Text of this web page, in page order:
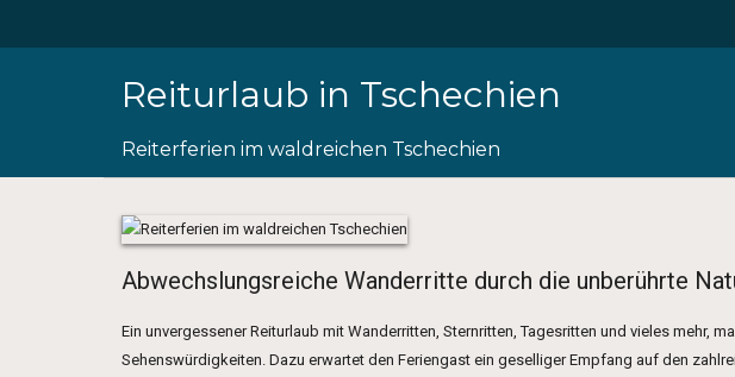
Reiturlaub in Tschechien
Reiterferien im waldreichen Tschechien
Abwechslungsreiche Wanderritte durch die unberührte
Ein unvergessener Reiturlaub mit Wanderritten, Sternritten, Tagesritten und vieles mehr,
Sehenswürdigkeiten. Dazu erwartet den Feriengast ein geselliger Empfang auf den